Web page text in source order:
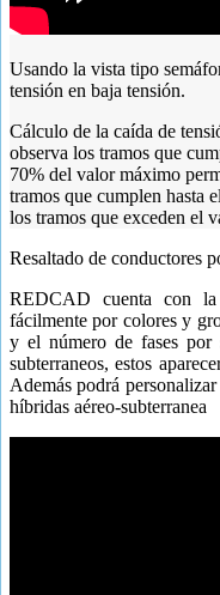
Usando la vista tipo
tensión en baja tensión.
Cálculo de la caída de
observa los tramos que
70% del valor máximo
tramos que cumplen hasta
los tramos que exceden el
Resaltado de conductores
REDCAD cuenta con la
fácilmente por colores y
y el número de fases por
subterraneos, estos
Además podrá
híbridas aéreo-subterranea